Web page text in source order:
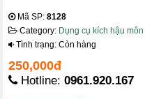
Mã SP:8128
Category: Dụng cụ kích hậu môn
Tình trạng: Còn hàng
250,000đ
Hotline:0961.920.167